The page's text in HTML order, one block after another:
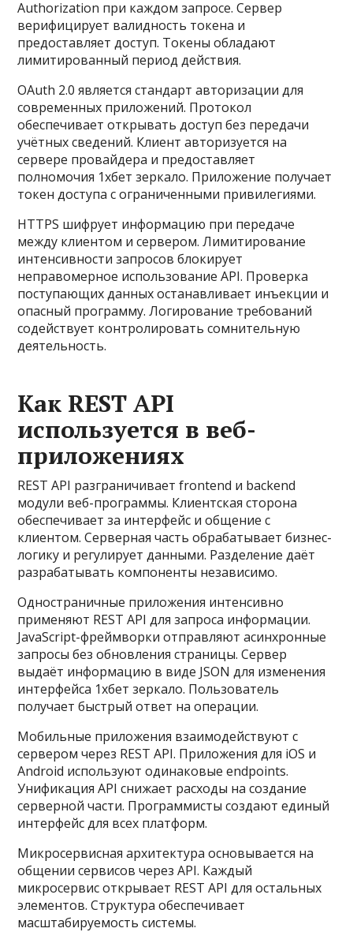
Authorization при каждом запросе. Сервер
верифицирует валидность токена и
предоставляет доступ. Токены обладают
лимитированный период действия.
OAuth 2.0 является стандарт авторизации для
современных приложений. Протокол
обеспечивает открывать доступ без передачи
учётных сведений. Клиент авторизуется на
сервере провайдера и предоставляет
полномочия 1хбет зеркало. Приложение получает
токен доступа с ограниченными привилегиями.
HTTPS шифрует информацию при передаче
между клиентом и сервером. Лимитирование
интенсивности запросов блокирует
неправомерное использование API. Проверка
поступающих данных останавливает инъекции и
опасный программу. Логирование требований
содействует контролировать сомнительную
деятельность.
Как REST API
используется в веб-
приложениях
REST API разграничивает frontend и backend
модули веб-программы. Клиентская сторона
обеспечивает за интерфейс и общение с
клиентом. Серверная часть обрабатывает бизнес-
логику и регулирует данными. Разделение даёт
разрабатывать компоненты независимо.
Одностраничные приложения интенсивно
применяют REST API для запроса информации.
JavaScript-фреймворки отправляют асинхронные
запросы без обновления страницы. Сервер
выдаёт информацию в виде JSON для изменения
интерфейса 1хбет зеркало. Пользователь
получает быстрый ответ на операции.
Мобильные приложения взаимодействуют с
сервером через REST API. Приложения для iOS и
Android используют одинаковые endpoints.
Унификация API снижает расходы на создание
серверной части. Программисты создают единый
интерфейс для всех платформ.
Микросервисная архитектура основывается на
общении сервисов через API. Каждый
микросервис открывает REST API для остальных
элементов. Структура обеспечивает
масштабируемость системы.